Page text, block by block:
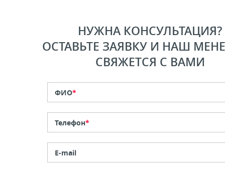
НУЖНА КОНСУЛЬТАЦИЯ?
ОСТАВЬТЕ ЗАЯВКУ И НАШ
СВЯЖЕТСЯ С ВАМИ
ФИО*
Телефон*
E-mail